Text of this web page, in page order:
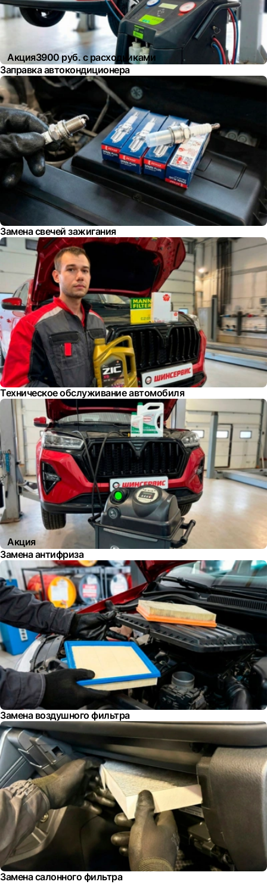
Акция3900 руб. с расходниками
Заправка автокондиционера
Замена свечей зажигания
Техническое обслуживание автомобиля
Акция
Замена антифриза
Замена воздушного фильтра
Замена салонного фильтра